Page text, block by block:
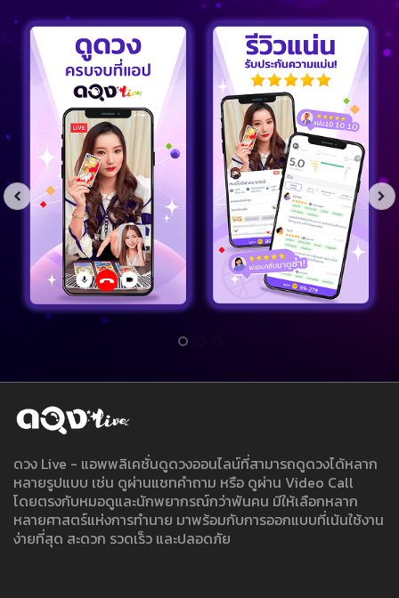
ดวง Live - แอพพลิเคชั่นดูดวงออนไลน์ที่สามารถดูดวงได้หลาก
หลายรูปแบบ เช่น ดูผ่านแชทคำถาม หรือ ดูผ่าน Video Call
โดยตรงกับหมอดูและนักพยากรณ์กว่าพันคน มีให้เลือกหลาก
หลายศาสตร์แห่งการทำนาย มาพร้อมกับการออกแบบที่เน้นใช้งาน
ง่ายที่สุด สะดวก รวดเร็ว และปลอดภัย